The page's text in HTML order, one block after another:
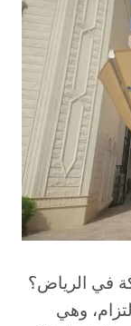
في الرياض؟
وهي